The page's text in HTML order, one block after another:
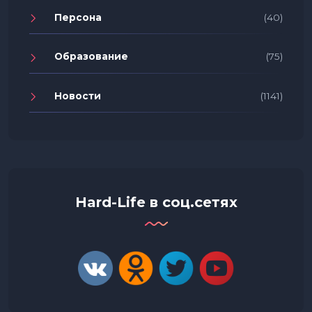
Персона (40)
Образование (75)
Новости (1141)
Hard-Life в соц.сетях